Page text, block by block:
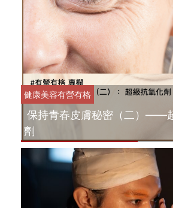
健康美容有營有格
保持青春皮膚秘密（二）——
劑